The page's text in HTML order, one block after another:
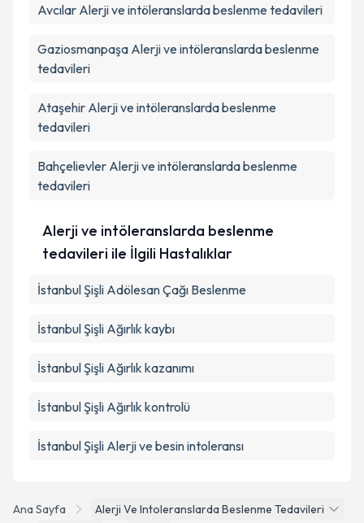
Ana Sayfa
Alerji Ve Intoleranslarda Beslenme Tedavileri
Avcılar Alerji ve intöleranslarda beslenme tedavileri
Gaziosmanpaşa Alerji ve intöleranslarda beslenme
tedavileri
Ataşehir Alerji ve intöleranslarda beslenme
tedavileri
Bahçelievler Alerji ve intöleranslarda beslenme
tedavileri
Alerji ve intöleranslarda beslenme
tedavileri ile İlgili Hastalıklar
İstanbul Şişli Adölesan Çağı Beslenme
İstanbul Şişli Ağırlık kaybı
İstanbul Şişli Ağırlık kazanımı
İstanbul Şişli Ağırlık kontrolü
İstanbul Şişli Alerji ve besin intoleransı